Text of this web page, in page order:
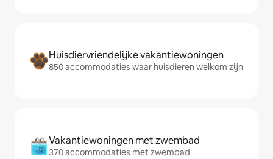
Huisdiervriendelijke vakantiewoningen
850 accommodaties waar huisdieren welkom zijn
Vakantiewoningen met zwembad
370 accommodaties met zwembad